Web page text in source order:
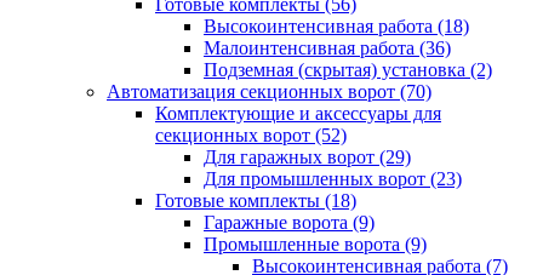
Готовые комплекты (56)
Высокоинтенсивная работа (18)
Малоинтенсивная работа (36)
Подземная (скрытая) установка (2)
Автоматизация секционных ворот (70)
Комплектующие и аксессуары для
секционных ворот (52)
Для гаражных ворот (29)
Для промышленных ворот (23)
Готовые комплекты (18)
Гаражные ворота (9)
Промышленные ворота (9)
Высокоинтенсивная работа (7)